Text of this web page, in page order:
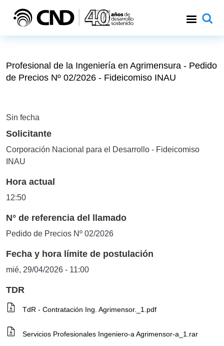
Profesional de la Ingeniería en Agrimensura - Pedido
de Precios Nº 02/2026 - Fideicomiso INAU
Sin fecha
Solicitante
Corporación Nacional para el Desarrollo - Fideicomiso
INAU
Hora actual
12:50
N° de referencia del llamado
Pedido de Precios Nº 02/2026
Fecha y hora límite de postulación
mié, 29/04/2026 - 11:00
TDR
TdR - Contratación Ing. Agrimensor._1.pdf
Servicios Profesionales Ingeniero-a Agrimensor-a_1.rar